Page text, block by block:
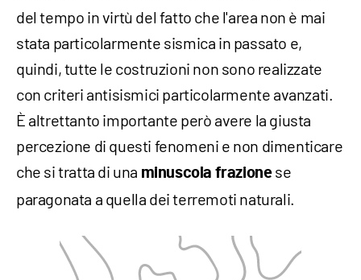
del tempo in virtù del fatto che l'area non è mai
stata particolarmente sismica in passato e,
quindi, tutte le costruzioni non sono realizzate
con criteri antisismici particolarmente avanzati.
È altrettanto importante però avere la giusta
percezione di questi fenomeni e non dimenticare
che si tratta di una minuscola frazionese
paragonata a quella dei terremoti naturali.